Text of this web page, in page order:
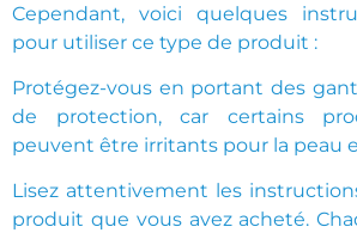
Cependant, voici quelques
pour utiliser ce type de produit :
Protégez-vous en portant des
de protection, car certains
peuvent être irritants pour la peau
Lisez attentivement les
produit que vous avez acheté.